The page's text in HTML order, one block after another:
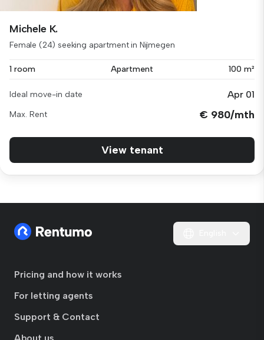
Michele K.
Female (24) seeking apartment in Nijmegen
1 room Apartment 100 m²
Ideal move-in date Apr 01
Max. Rent € 980/mth
View tenant
Pricing and how it works
For letting agents
Support & Contact